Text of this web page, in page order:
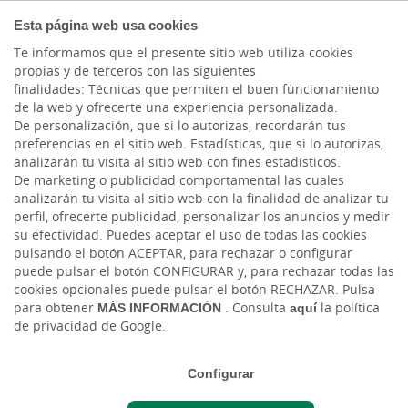
Esta página web usa cookies
Te informamos que el presente sitio web utiliza cookies
propias y de terceros con las siguientes
finalidades: Técnicas que permiten el buen funcionamiento
de la web y ofrecerte una experiencia personalizada.
De personalización, que si lo autorizas, recordarán tus
preferencias en el sitio web. Estadísticas, que si lo autorizas,
analizarán tu visita al sitio web con fines estadísticos.
De marketing o publicidad comportamental las cuales
analizarán tu visita al sitio web con la finalidad de analizar tu
perfil, ofrecerte publicidad, personalizar los anuncios y medir
su efectividad. Puedes aceptar el uso de todas las cookies
pulsando el botón ACEPTAR, para rechazar o configurar
puede pulsar el botón CONFIGURAR y, para rechazar todas las
cookies opcionales puede pulsar el botón RECHAZAR. Pulsa
para obtener MÁS INFORMACIÓN . Consulta aquíla política
de privacidad de Google.
Configurar
Cargando contenido, por favor espere...
ATENCIÓN DIGITAL AL CLIENTE
Donde estés, te atendemos
Desde Cajasiete damos un paso
más en la consolidación de nuestro
ofrecerte la mejor experiencia